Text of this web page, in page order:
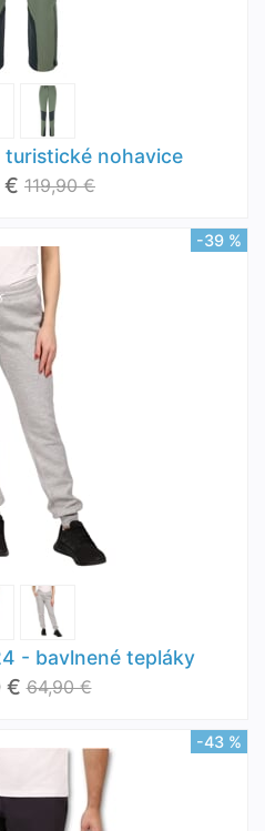
turistické nohavice
€ 119,90 €
-39 %
- bavlnené tepláky
€ 64,90 €
-43 %